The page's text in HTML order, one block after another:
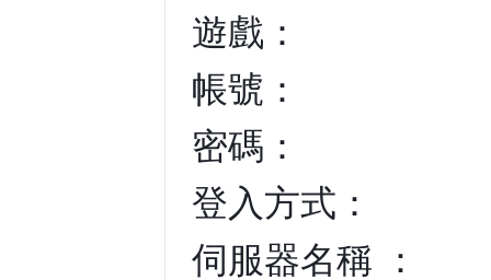
遊戲：
帳號：
密碼：
登入方式：
伺服器名稱 ：